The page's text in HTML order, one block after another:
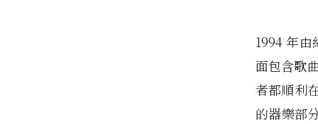
1994 年
面包含歌
者都順利
的器樂部